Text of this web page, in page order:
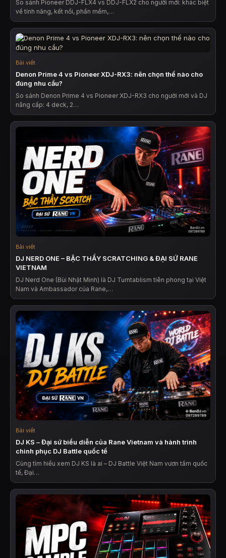
So sánh Pioneer DDJ-FLX4 vs DDJ-FLX2 cho người mới: khác biệt
về tính năng, kết nối, phần mềm,…
Bài viết
Denon Prime 4 vs Pioneer XDJ-RX3: nên chọn thế nào cho
đúng nhu cầu?
So sánh Denon Prime 4 vs Pioneer XDJ-RX3 cho người mới và DJ
nâng cấp: 4 deck, 2…
Bài viết
DJ NERD ONE – BẬC THẦY SCRATCHING & ĐẠI SỨ RANE
VIETNAM
DJ Nerd One (Bùi Nhật Minh) là DJ Turntablism tiên phong tại Việt
Nam và Ambassador của Rane,…
Bài viết
DJ KS – Đại sứ biểu diễn của Rane Vietnam và hành trình
chinh phục DJ Battle quốc tế
Cùng tìm hiểu xem DJ KS là ai – DJ Battle Việt Nam vươn tầm quốc
tế, Đại…